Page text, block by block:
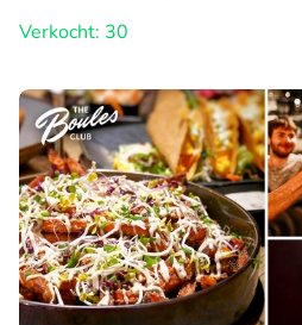
Verkocht: 30